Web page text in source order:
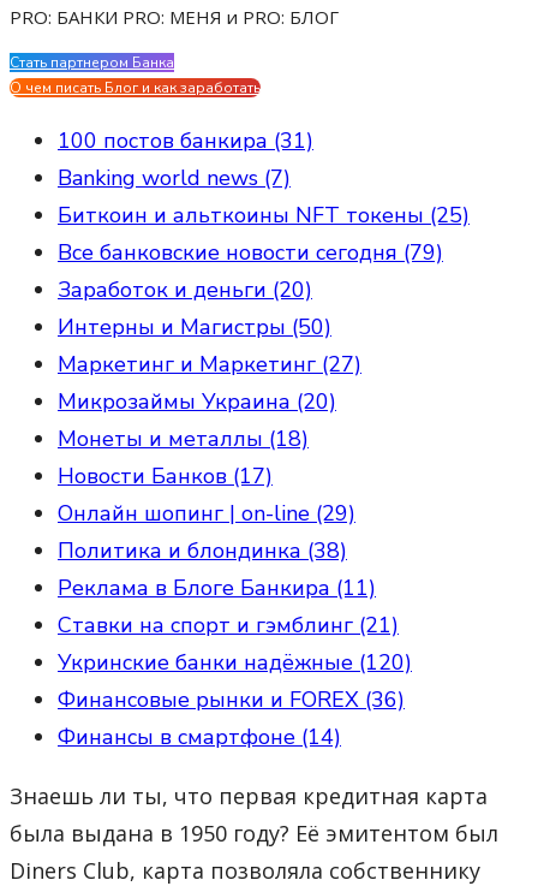
PRO: БАНКИ PRO: МЕНЯ и PRO: БЛОГ
Стать партнером Банка
О чем писать Блог и как заработать
100 постов банкира (31)
Banking world news (7)
Биткоин и альткоины NFT токены (25)
Все банковские новости сегодня (79)
Заработок и деньги (20)
Интерны и Магистры (50)
Маркетинг и Маркетинг (27)
Микрозаймы Украина (20)
Монеты и металлы (18)
Новости Банков (17)
Онлайн шопинг | on-line (29)
Политика и блондинка (38)
Реклама в Блоге Банкира (11)
Ставки на спорт и гэмблинг (21)
Укринские банки надёжные (120)
Финансовые рынки и FOREX (36)
Финансы в смартфоне (14)
Знаешь ли ты, что первая кредитная карта
была выдана в 1950 году? Её эмитентом был
Diners Club, карта позволяла собственнику